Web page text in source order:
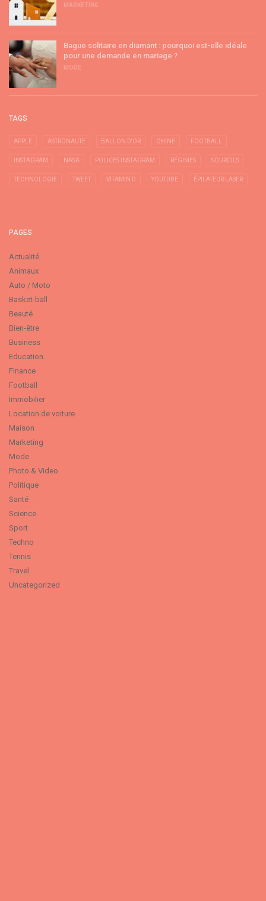
MARKETING
Bague solitaire en diamant : pourquoi est-elle idéale
pour une demande en mariage ?
MODE
TAGS
APPLE ASTRONAUTE BALLON D'OR CHINE FOOTBALL
INSTAGRAM NASA POLICES INSTAGRAM RÉGIMES SOURCILS
TECHNOLOGIE TWEET VITAMIN D YOUTUBE ÉPILATEUR LASER
PAGES
Actualité
Animaux
Auto / Moto
Basket-ball
Beauté
Bien-être
Business
Education
Finance
Football
Immobilier
Location de voiture
Maison
Marketing
Mode
Photo & Video
Politique
Santé
Science
Sport
Techno
Tennis
Travel
Uncategorized